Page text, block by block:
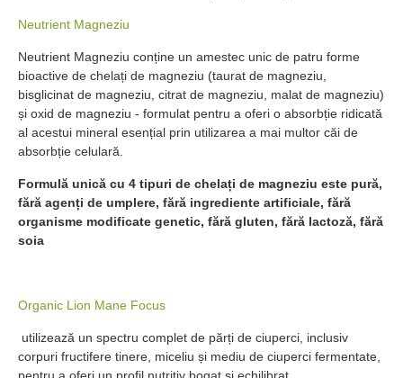
Neutrient Magneziu
Neutrient Magneziu conține un amestec unic de patru forme
bioactive de chelați de magneziu (taurat de magneziu,
bisglicinat de magneziu, citrat de magneziu, malat de magneziu)
și oxid de magneziu - formulat pentru a oferi o absorbție ridicată
al acestui mineral esențial prin utilizarea a mai multor căi de
absorbție celulară.
Formulă unică cu 4 tipuri de chelați de magneziu este pură,
fără agenți de umplere, fără ingrediente artificiale, fără
organisme modificate genetic, fără gluten, fără lactoză, fără
soia
Organic Lion Mane Focus
utilizează un spectru complet de părți de ciuperci, inclusiv
corpuri fructifere tinere, miceliu și mediu de ciuperci fermentate,
pentru a oferi un profil nutritiv bogat și echilibrat.